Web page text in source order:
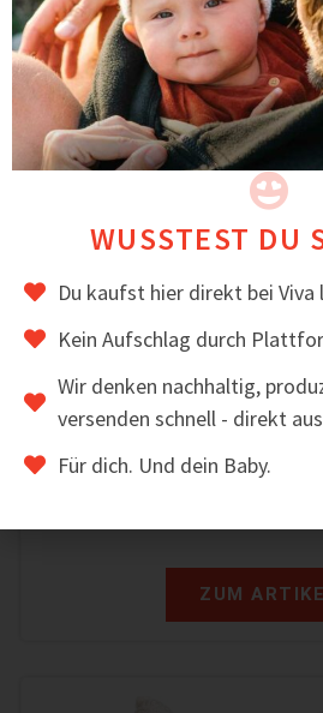
4in1 Umstands- &
PLUS
189,00
– 229,00
ZUM
WUSSTEST DU
Du kaufst hier direkt bei Viva
Kein Aufschlag durch
Wir denken nachhaltig,
versenden schnell - direkt
Für dich. Und dein Baby.